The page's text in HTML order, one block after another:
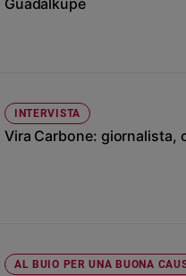
e
Creato
Caso
INTERVISTA
Vira Carbone: giornalista,
AL BUIO PER UNA BUONA